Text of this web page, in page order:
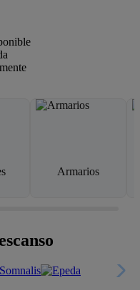
Armarios